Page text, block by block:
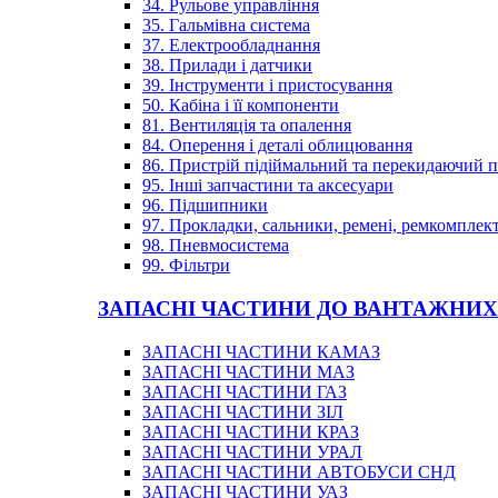
34. Рульове управління
35. Гальмівна система
37. Електрообладнання
38. Прилади і датчики
39. Інструменти і пристосування
50. Кабіна і її компоненти
81. Вентиляція та опалення
84. Оперення і деталі облицювання
86. Пристрій підіймальний та перекидаючий
95. Інші запчастини та аксесуари
96. Підшипники
97. Прокладки, сальники, ремені,
98. Пневмосистема
99. Фільтри
ЗАПАСНІ ЧАСТИНИ ДО
ЗАПАСНІ ЧАСТИНИ КАМАЗ
ЗАПАСНІ ЧАСТИНИ МАЗ
ЗАПАСНІ ЧАСТИНИ ГАЗ
ЗАПАСНІ ЧАСТИНИ ЗІЛ
ЗАПАСНІ ЧАСТИНИ КРАЗ
ЗАПАСНІ ЧАСТИНИ УРАЛ
ЗАПАСНІ ЧАСТИНИ АВТОБУСИ СНД
ЗАПАСНІ ЧАСТИНИ УАЗ